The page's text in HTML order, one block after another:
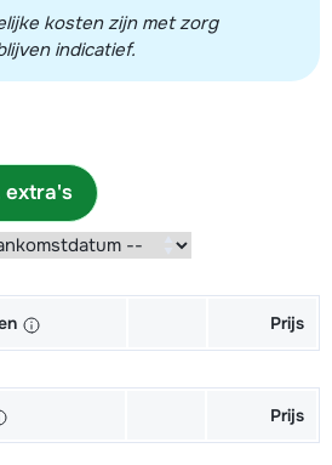
kosten zijn met zorg
indicatief.
extra's
Prijs
Prijs